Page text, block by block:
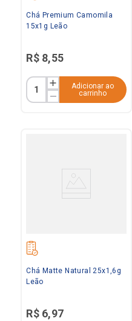
Chá Premium Camomila
15x1g Leão
R$ 8,55
Adicionar ao
carrinho
Chá Matte Natural 25x1,6g
Leão
R$ 6,97